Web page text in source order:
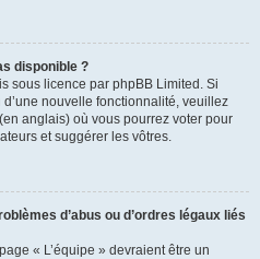
disponible ?
sous licence par phpBB Limited. Si
nouvelle fonctionnalité, veuillez
(en anglais) où vous pourrez voter pour
et suggérer les vôtres.
d’abus ou d’ordres légaux liés
« L’équipe » devraient être un